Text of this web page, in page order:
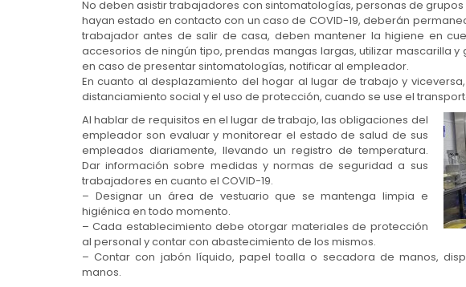
No deben asistir trabajadores con sintomatologías, personas de
hayan estado en contacto con un caso de COVID-19, deberán
trabajador antes de salir de casa, deben mantener la higiene en
accesorios de ningún tipo, prendas mangas largas, utilizar mascarilla
en caso de presentar sintomatologías, notificar al empleador.
En cuanto al desplazamiento del hogar al lugar de trabajo y
distanciamiento social y el uso de protección, cuando se use el
Al hablar de requisitos en el lugar de trabajo, las obligaciones del
empleador son evaluar y monitorear el estado de salud de sus
empleados diariamente, llevando un registro de temperatura.
Dar información sobre medidas y normas de seguridad a sus
trabajadores en cuanto el COVID-19.
– Designar un área de vestuario que se mantenga limpia e
higiénica en todo momento.
– Cada establecimiento debe otorgar materiales de protección
al personal y contar con abastecimiento de los mismos.
– Contar con jabón líquido, papel toalla o secadora de manos,
manos.